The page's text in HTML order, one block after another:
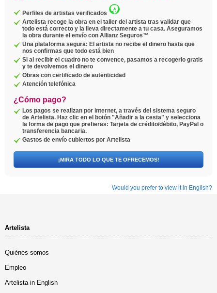
Perfiles de artistas verificados
Artelista recoge la obra en el taller del artista tras validar que
todo está correcto y la lleva directamente a tu casa. Aseguramos
la obra durante el envío con Allianz Seguros™
Una plataforma segura: El artista no recibe el dinero hasta que
nos confirmas que todo está bien
Si al recibir el cuadro no te convence, pasamos a recogerlo gratis
y te devolvemos el dinero
Obras con certificado de autenticidad
Atención telefónica
¿Cómo pago?
Los pagos se realizan por internet, a través del sistema seguro
de Artelista. Haz clic en el botón "Añadir a la cesta" y selecciona
la forma de pago que prefieras: Tarjeta de crédito/débito, PayPal o
transferencia bancaria.
Gastos de envío cubiertos por Artelista
¡MIRA TODO LO QUE TE OFRECEMOS!
Would you prefer to view it in English?
Artelista
Quiénes somos
Empleo
Artelista in English